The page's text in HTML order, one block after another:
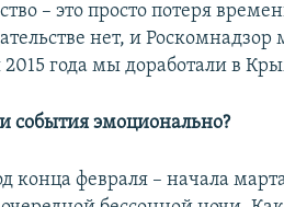
– это просто потеря
нет, и
2015 года мы доработали в
события эмоционально?
конца февраля – начала